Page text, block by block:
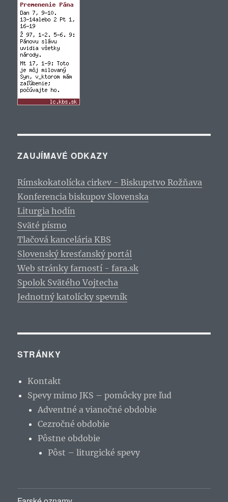
ZAUJÍMAVÉ ODKAZY
Rímskokatolícka cirkev - Biskupstvo Rožňava
Konferencia biskupov Slovenska
Liturgia hodín
Sväté písmo
Tlačová kancelária KBS
Slovenský kresťanský portál
Web stránky farností - fara.sk
Spolok Svätého Vojtecha
Jednotný katolícky spevník
STRÁNKY
Kontakt
Spevy mimo JKS – pomôcky pre ľud
Adventné a vianočné obdobie
Cezročné obdobie
Pôstne obdobie
Pôst – liturgické spevy